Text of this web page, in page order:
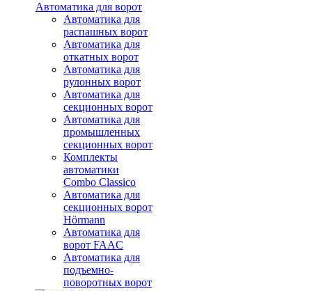
Автоматика для ворот
Автоматика для
распашных ворот
Автоматика для
откатных ворот
Автоматика для
рулонных ворот
Автоматика для
секционных ворот
Автоматика для
промышленных
секционных ворот
Комплекты
автоматики
Combo Classico
Автоматика для
секционных ворот
Hörmann
Автоматика для
ворот FAAC
Автоматика для
подъемно-
поворотных ворот